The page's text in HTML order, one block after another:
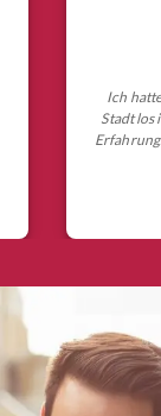
Ich
Stadt los